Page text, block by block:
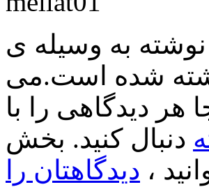
شده است.می
هر دیدگاهی را با
دنبال کنید. بخش
، دیدگاهتان را